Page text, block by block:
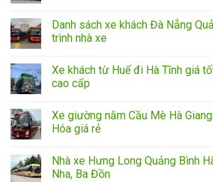
Danh sách xe khách Đà Nẵng
trình nhà xe
Xe khách từ Huế đi Hà Tĩnh giá
cao cấp
Xe giường nằm Cầu Mè Hà
Hóa giá rẻ
Nhà xe Hưng Long Quảng Bình
Nha, Ba Đồn